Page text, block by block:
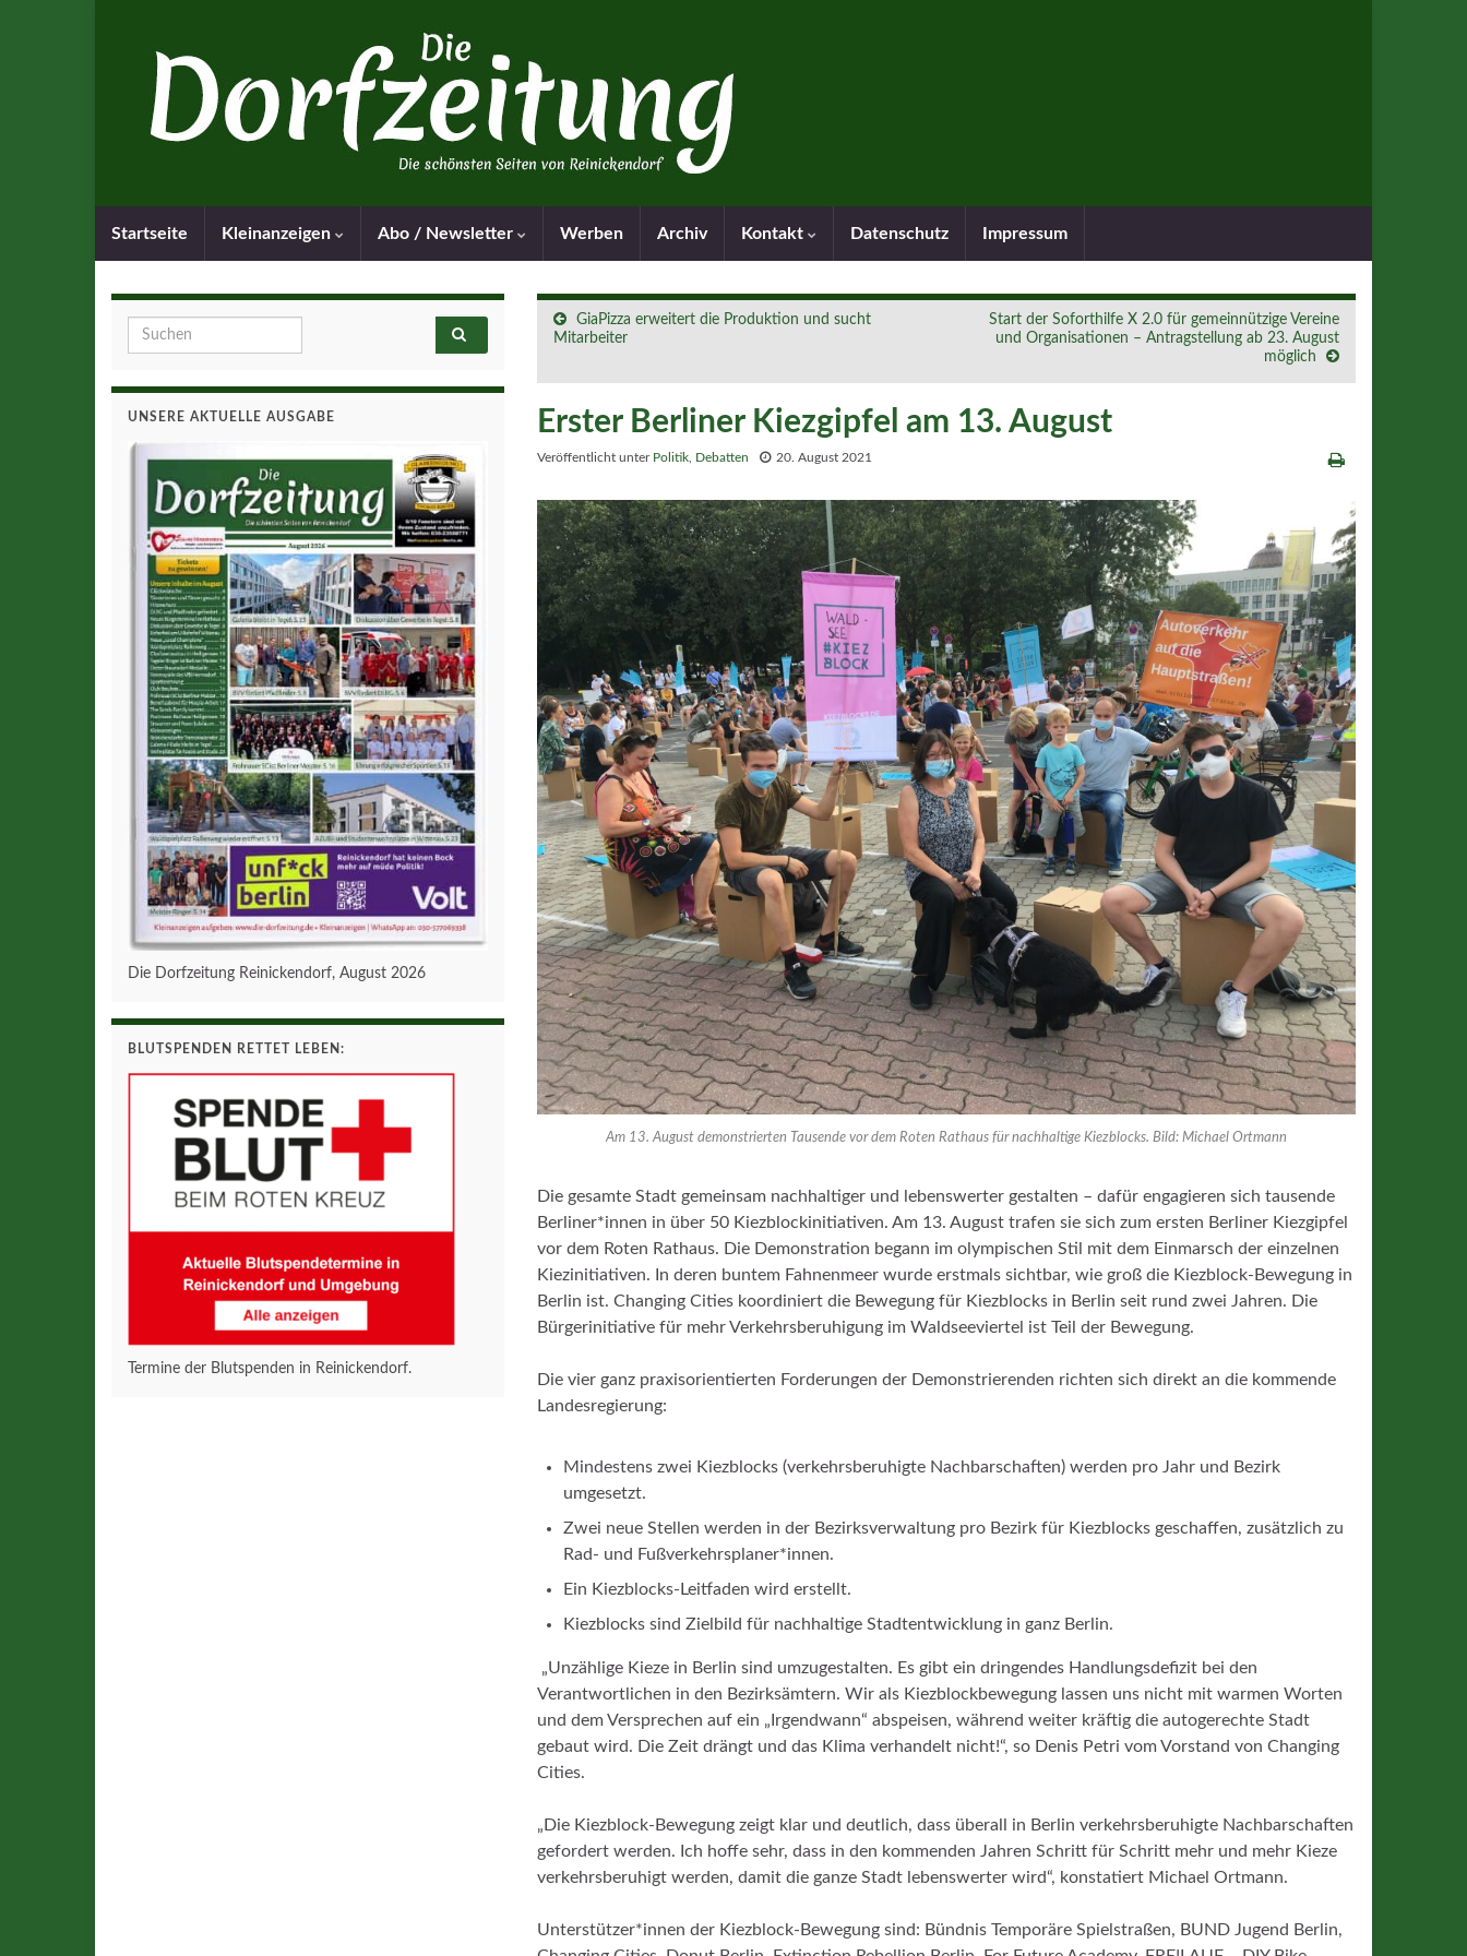
Startseite Kleinanzeigen Abo / Newsletter Werben Archiv Kontakt Datenschutz Impressum
GiaPizza erweitert die Produktion und sucht
Mitarbeiter
Start der Soforthilfe X 2.0 für gemeinnützige Vereine
und Organisationen – Antragstellung ab 23. August
möglich
Erster Berliner Kiezgipfel am 13. August
Veröffentlicht unter Politik Debatten 20. August 2021
Am 13. August demonstrierten Tausende vor dem Roten Rathaus für nachhaltige Kiezblocks. Bild: Michael Ortmann
Die gesamte Stadt gemeinsam nachhaltiger und lebenswerter gestalten – dafür engagieren sich tausende
Berliner*innen in über 50 Kiezblockinitiativen. Am 13. August trafen sie sich zum ersten Berliner Kiezgipfel
vor dem Roten Rathaus. Die Demonstration begann im olympischen Stil mit dem Einmarsch der einzelnen
Kiezinitiativen. In deren buntem Fahnenmeer wurde erstmals sichtbar, wie groß die Kiezblock-Bewegung in
Berlin ist. Changing Cities koordiniert die Bewegung für Kiezblocks in Berlin seit rund zwei Jahren. Die
Bürgerinitiative für mehr Verkehrsberuhigung im Waldseeviertel ist Teil der Bewegung.
Die vier ganz praxisorientierten Forderungen der Demonstrierenden richten sich direkt an die kommende
Landesregierung:
Mindestens zwei Kiezblocks (verkehrsberuhigte Nachbarschaften) werden pro Jahr und Bezirk
umgesetzt.
Zwei neue Stellen werden in der Bezirksverwaltung pro Bezirk für Kiezblocks geschaffen, zusätzlich zu
Rad- und Fußverkehrsplaner*innen.
Ein Kiezblocks-Leitfaden wird erstellt.
Kiezblocks sind Zielbild für nachhaltige Stadtentwicklung in ganz Berlin.
„Unzählige Kieze in Berlin sind umzugestalten. Es gibt ein dringendes Handlungsdefizit bei den
Verantwortlichen in den Bezirksämtern. Wir als Kiezblockbewegung lassen uns nicht mit warmen Worten
und dem Versprechen auf ein „Irgendwann“ abspeisen, während weiter kräftig die autogerechte Stadt
gebaut wird. Die Zeit drängt und das Klima verhandelt nicht!“, so Denis Petri vom Vorstand von Changing
Cities.
„Die Kiezblock-Bewegung zeigt klar und deutlich, dass überall in Berlin verkehrsberuhigte Nachbarschaften
gefordert werden. Ich hoffe sehr, dass in den kommenden Jahren Schritt für Schritt mehr und mehr Kieze
verkehrsberuhigt werden, damit die ganze Stadt lebenswerter wird“, konstatiert Michael Ortmann.
Unterstützer*innen der Kiezblock-Bewegung sind: Bündnis Temporäre Spielstraßen, BUND Jugend Berlin,
Search for:
UNSERE AKTUELLE AUSGABE
Die Dorfzeitung Reinickendorf, August 2026
BLUTSPENDEN RETTET LEBEN:
Termine der Blutspenden in Reinickendorf.